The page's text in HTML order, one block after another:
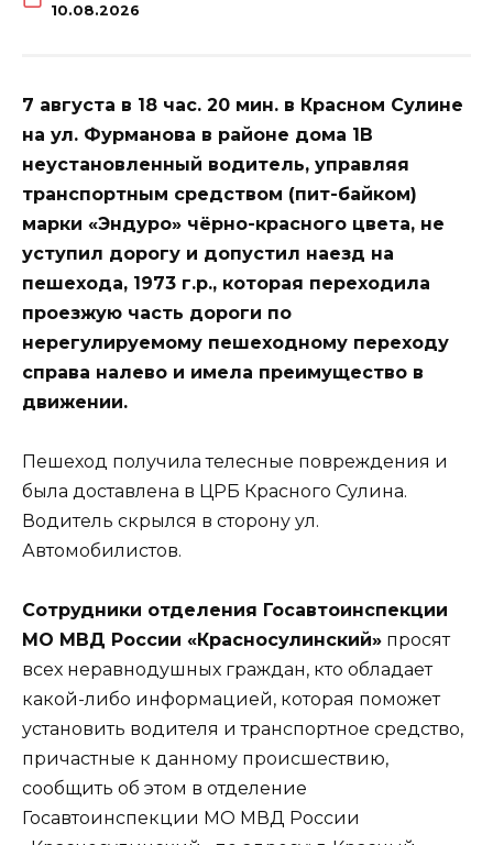
10.08.2026
7 августа в 18 час. 20 мин. в Красном Сулине
на ул. Фурманова в районе дома 1В
неустановленный водитель, управляя
транспортным средством (пит-байком)
марки «Эндуро» чёрно-красного цвета, не
уступил дорогу и допустил наезд на
пешехода, 1973 г.р., которая переходила
проезжую часть дороги по
нерегулируемому пешеходному переходу
справа налево и имела преимущество в
движении.
Пешеход получила телесные повреждения и
была доставлена в ЦРБ Красного Сулина.
Водитель скрылся в сторону ул.
Автомобилистов.
Сотрудники отделения Госавтоинспекции
МО МВД России «Красносулинский» просят
всех неравнодушных граждан, кто обладает
какой-либо информацией, которая поможет
установить водителя и транспортное средство,
причастные к данному происшествию,
сообщить об этом в отделение
Госавтоинспекции МО МВД России